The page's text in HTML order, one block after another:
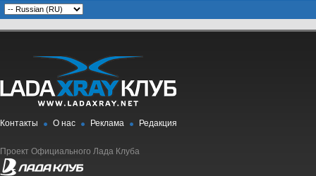
Контакты О нас Реклама Редакция
Проект Официального Лада Клуба